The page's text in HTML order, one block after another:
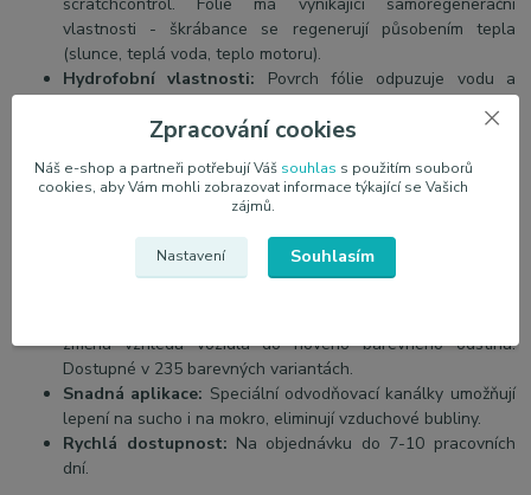
vlastnosti - škrábance se regenerují působením tepla
(slunce, teplá voda, teplo motoru).
Hydrofobní vlastnosti: Povrch fólie odpuzuje vodu a
dlouhodobém používání.
škodlivinami jako jsou sůl, agresivní chemikálie v myčkách
aut, kyselé deště, ptačí trus, zbytky hmyzu a míza ze
změnu vzhledu vozidla do nového barevného odstínu.
Dostupné v 235 barevných variantách.
Snadná aplikace: Speciální odvodňovací kanálky umožňují
lepení na sucho i na mokro, eliminují vzduchové bubliny.
Rychlá dostupnost: Na objednávku do 7-10 pracovních
dní.
Zpracování cookies
Náš e-shop a partneři potřebují Váš souhlas s použitím souborů
cookies, aby Vám mohli zobrazovat informace týkající se Vašich
zájmů.
Nastavení Souhlasím